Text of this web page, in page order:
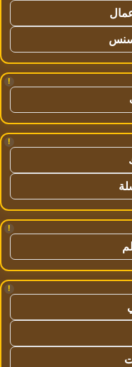
!
!
!
!